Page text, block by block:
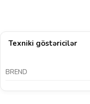
Texniki göstəricilər
BREND